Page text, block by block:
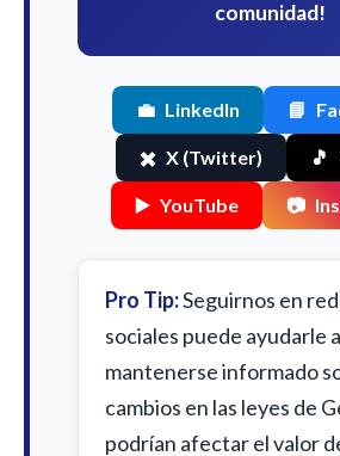
comunidad!
💼 LinkedIn 📘
✖️ X (Twitter) 🎵
▶️ YouTube 📷
Pro Tip:Seguirnos en
sociales puede ayudarle a
mantenerse informado
cambios en las leyes de
podrían afectar el valor